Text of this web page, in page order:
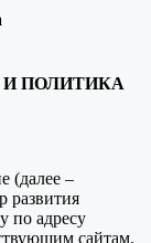
ПОЛИТИКА
(далее –
развития
по адресу
сайтам,